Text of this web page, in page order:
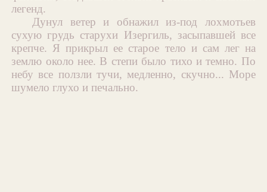
легенд.
Дунул ветер и обнажил из-под лохмотьев
сухую грудь старухи Изергиль, засыпавшей все
крепче. Я прикрыл ее старое тело и сам лег на
землю около нее. В степи было тихо и темно. По
небу все ползли тучи, медленно, скучно... Море
шумело глухо и печально.